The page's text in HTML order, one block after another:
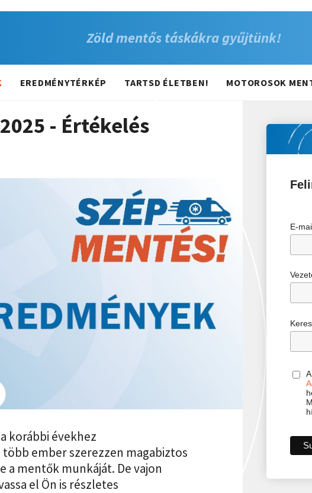
Zöld mentős táskákra gyűjtünk!
EREDMÉNYTÉRKÉP TARTSD ÉLETBEN! MOTOROSOK
- Értékelés
korábbi évekhez
ember szerezzen magabiztos
a mentők munkáját. De vajon
el Ön is részletes
E-